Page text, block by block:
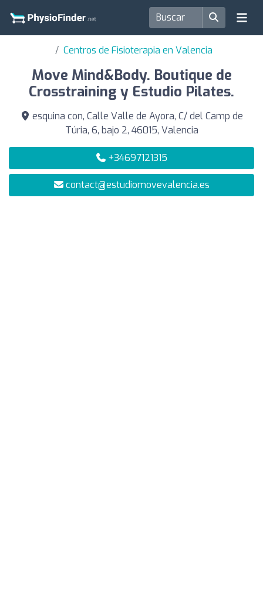
Centros de Fisioterapia en Valencia
Move Mind&Body. Boutique de
Crosstraining y Estudio Pilates.
esquina con, Calle Valle de Ayora, C/ del Camp de
Túria, 6, bajo 2, 46015, Valencia
+34697121315
contact@estudiomovevalencia.es